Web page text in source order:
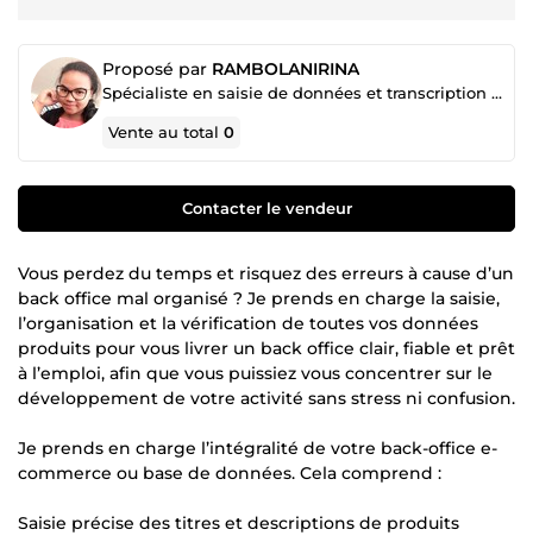
Proposé par RAMBOLANIRINA
Spécialiste en saisie de données et transcription d’images
Vente au total0
Contacter le vendeur
Vous perdez du temps et risquez des erreurs à cause d’un
back office mal organisé ? Je prends en charge la saisie,
l’organisation et la vérification de toutes vos données
produits pour vous livrer un back office clair, fiable et prêt
à l’emploi, afin que vous puissiez vous concentrer sur le
développement de votre activité sans stress ni confusion.
Je prends en charge l’intégralité de votre back-office e-
commerce ou base de données. Cela comprend :
Saisie précise des titres et descriptions de produits